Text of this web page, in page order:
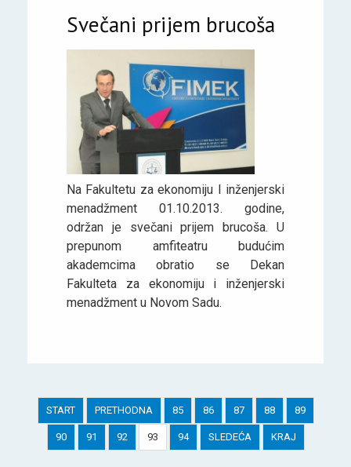
Svečani prijem brucoša
Na Fakultetu za ekonomiju I inženjerski
menadžment 01.10.2013. godine,
održan je svečani prijem brucoša. U
prepunom amfiteatru budućim
akademcima obratio se Dekan
Fakulteta za ekonomiju i inženjerski
menadžment u Novom Sadu.
START PRETHODNA 85 86 87 88 89
90 91 92 93 94 SLEDEĆA KRAJ